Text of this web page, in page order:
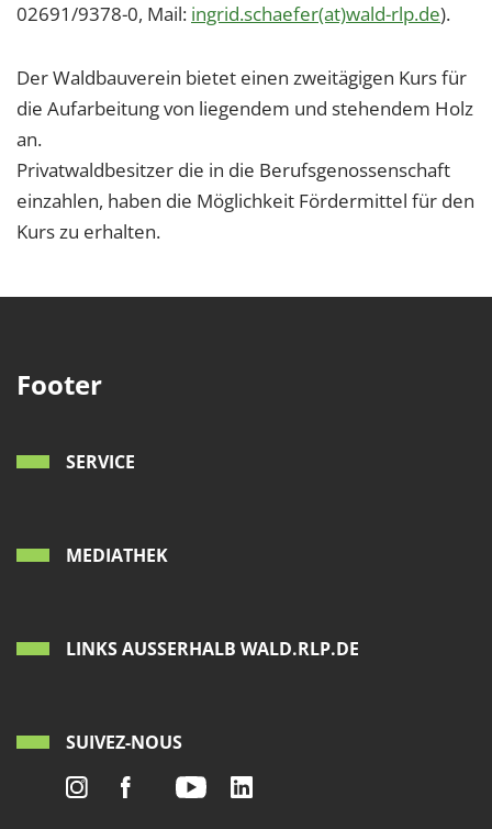
02691/9378-0, Mail: ingrid.schaefer(at)wald-rlp.de).
Der Waldbauverein bietet einen zweitägigen Kurs für
die Aufarbeitung von liegendem und stehendem Holz
an.
Privatwaldbesitzer die in die Berufsgenossenschaft
einzahlen, haben die Möglichkeit Fördermittel für den
Kurs zu erhalten.
Footer
SERVICE
MEDIATHEK
LINKS AUSSERHALB WALD.RLP.DE
SUIVEZ-NOUS